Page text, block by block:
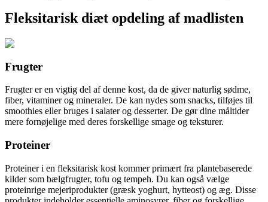
Fleksitarisk diæt opdeling af madlisten
Frugter
Frugter er en vigtig del af denne kost, da de giver naturlig sødme,
fiber, vitaminer og mineraler. De kan nydes som snacks, tilføjes til
smoothies eller bruges i salater og desserter. De gør dine måltider
mere fornøjelige med deres forskellige smage og teksturer.
Proteiner
Proteiner i en fleksitarisk kost kommer primært fra plantebaserede
kilder som bælgfrugter, tofu og tempeh. Du kan også vælge
proteinrige mejeriprodukter (græsk yoghurt, hytteost) og æg. Disse